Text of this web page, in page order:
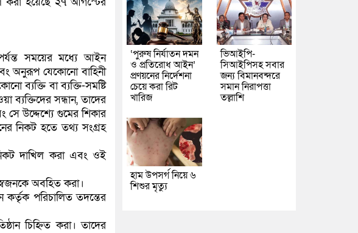
সময়ের মধ্যে আইন
এবং অনুরূপ যেকোনো বাহিনী
ব্যক্তি বা ব্যক্তি-সমষ্টি
ব্যক্তিদের সন্ধান, তাদের
সে উদ্দেশ্যে গুমের শিকার
নিকট হতে তথ্য সংগ্রহ
দাখিল করা এবং ওই
অবহিত করা।
কর্তৃক পরিচালিত তদন্তের
চিহ্নিত করা। তাদের
‘পুরুষ নির্যাতন দমন
ও প্রতিরোধ আইন’
প্রণয়নের নির্দেশনা
চেয়ে করা রিট
খারিজ
ভিআইপি-
সিআইপিসহ সবার
জন্য বিমানবন্দরে
সমান নিরাপত্তা
তল্লাশি
হাম উপসর্গ নিয়ে ৬
শিশুর মৃত্যু